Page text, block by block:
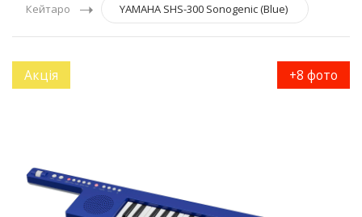
Кейтаро
YAMAHA SHS-300 Sonogenic (Blue)
Акція +8 фото